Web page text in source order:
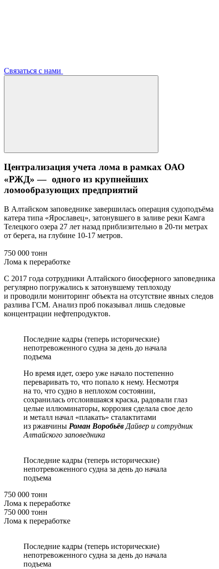
Связаться с нами
Централизация учета лома в рамках ОАО
«РЖД» — одного из крупнейших
ломообразующих предприятий
В Алтайском заповеднике завершилась операция судоподъёма
катера типа «Ярославец», затонувшего в заливе реки Камга
Телецкого озера 27 лет назад приблизительно в 20-ти метрах
от берега, на глубине 10-17 метров.
750 000 тонн
Лома к переработке
С 2017 года сотрудники Алтайского биосферного заповедника
регулярно погружались к затонувшему теплоходу
и проводили мониторинг объекта на отсутствие явных следов
разлива ГСМ. Анализ проб показывал лишь следовые
концентрации нефтепродуктов.
Последние кадры (теперь исторические)
непотревоженного судна за день до начала
подъема
Но время идет, озеро уже начало постепенно
переваривать то, что попало к нему. Несмотря
на то, что судно в неплохом состоянии,
сохранилась отслоившаяся краска, радовали глаз
целые иллюминаторы, коррозия сделала свое дело
и металл начал «плакать» сталактитами
из ржавчины Роман Воробьёв Дайвер и сотрудник
Алтайского заповедника
Последние кадры (теперь исторические)
непотревоженного судна за день до начала
подъема
750 000 тонн
Лома к переработке
750 000 тонн
Лома к переработке
Последние кадры (теперь исторические)
непотревоженного судна за день до начала
подъема